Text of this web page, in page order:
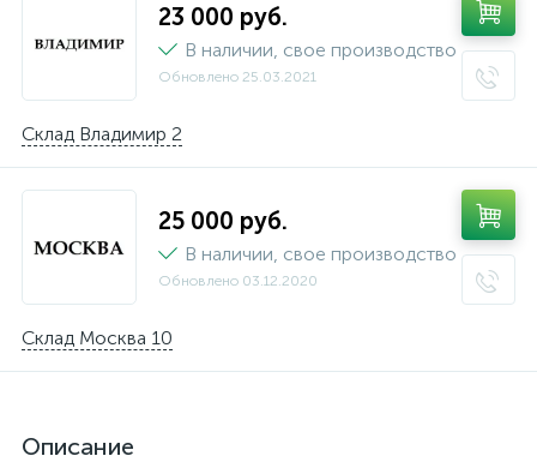
Склад Владимир 2
23 000 руб.
В наличии, свое производство
Обновлено 25.03.2021
Склад Москва 10
25 000 руб.
В наличии, свое производство
Обновлено 03.12.2020
Описание